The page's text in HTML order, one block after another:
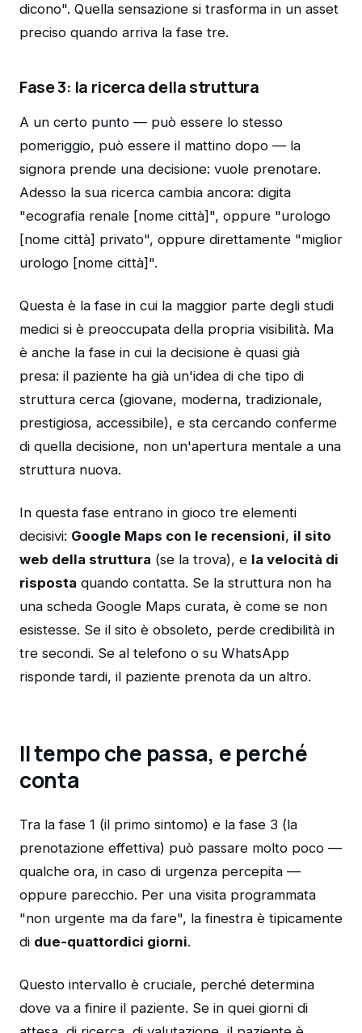
dicono". Quella sensazione si trasforma in un asset
preciso quando arriva la fase tre.
Fase 3: la ricerca della struttura
A un certo punto — può essere lo stesso
pomeriggio, può essere il mattino dopo — la
signora prende una decisione: vuole prenotare.
Adesso la sua ricerca cambia ancora: digita
"ecografia renale [nome città]", oppure "urologo
[nome città] privato", oppure direttamente "miglior
urologo [nome città]".
Questa è la fase in cui la maggior parte degli studi
medici si è preoccupata della propria visibilità. Ma
è anche la fase in cui la decisione è quasi già
presa: il paziente ha già un'idea di che tipo di
struttura cerca (giovane, moderna, tradizionale,
prestigiosa, accessibile), e sta cercando conferme
di quella decisione, non un'apertura mentale a una
struttura nuova.
In questa fase entrano in gioco tre elementi
decisivi: Google Maps con le recensioni, il sito
web della struttura (se la trova), e la velocità di
risposta quando contatta. Se la struttura non ha
una scheda Google Maps curata, è come se non
esistesse. Se il sito è obsoleto, perde credibilità in
tre secondi. Se al telefono o su WhatsApp
risponde tardi, il paziente prenota da un altro.
Il tempo che passa, e perché
conta
Tra la fase 1 (il primo sintomo) e la fase 3 (la
prenotazione effettiva) può passare molto poco —
qualche ora, in caso di urgenza percepita —
oppure parecchio. Per una visita programmata
"non urgente ma da fare", la finestra è tipicamente
di due-quattordici giorni.
Questo intervallo è cruciale, perché determina
dove va a finire il paziente. Se in quei giorni di